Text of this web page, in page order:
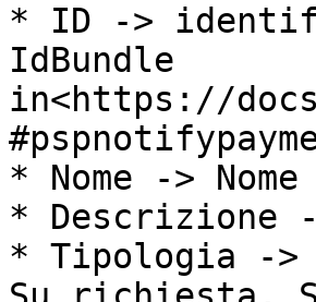
* ID ->
IdBundle
in<https://
* Nome ->
* Descrizione
* Tipologia -